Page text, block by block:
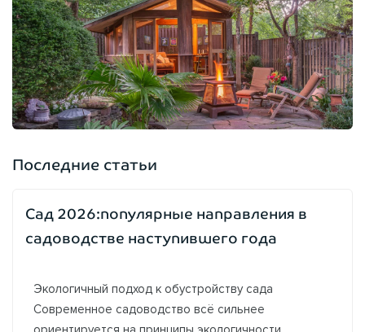
Последние статьи
Сад 2026:популярные направления в
садоводстве наступившего года
Экологичный подход к обустройству сада
Современное садоводство всё сильнее